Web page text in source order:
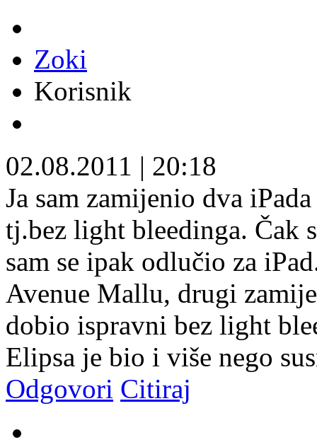
Zoki
Korisnik
02.08.2011 | 20:18
Ja sam zamijenio dva
tj.bez light bleedinga. Čak
sam se ipak odlučio za
Avenue Mallu, drugi
dobio ispravni bez light
Elipsa je bio i više nego
Odgovori Citiraj